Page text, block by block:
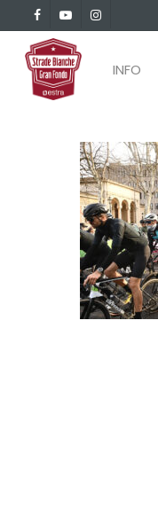
to
main
content
facebookyoutubeinstagram
INFO